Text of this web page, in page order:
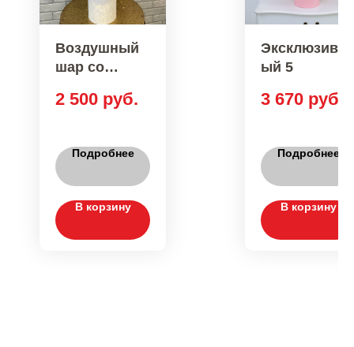
Воздушный
шар со
2 500 руб.
Подробнее
В корзину
Эксклюзивн
ый 5
3 670 руб.
Подробнее
В корзину